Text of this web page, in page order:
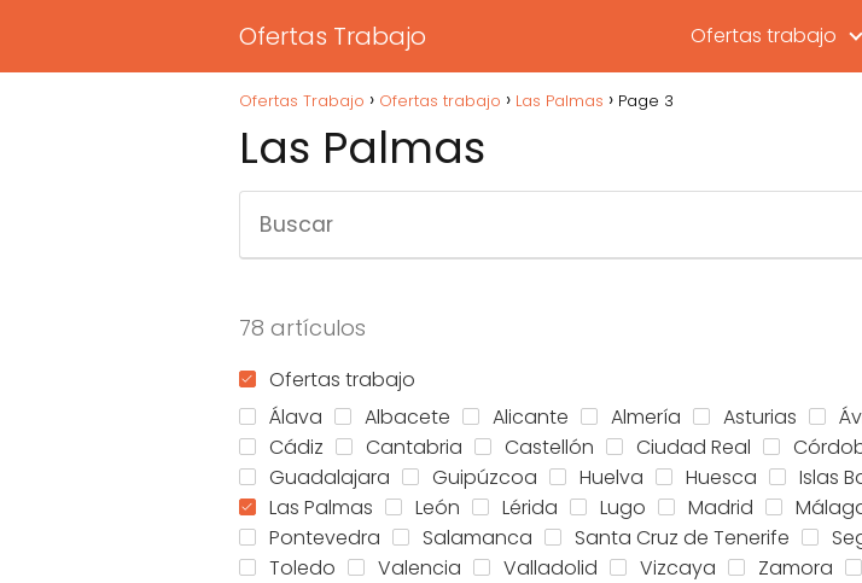
Ofertas Trabajo Ofertas trabajo
Ofertas Trabajo Ofertas trabajo Las Palmas Page 3
Las Palmas
78 artículos
Ofertas trabajo
Álava
Albacete Alicante Almería Asturias
Cádiz
Cantabria Castellón Ciudad Real
Guadalajara
Guipúzcoa Huelva Huesca Islas
Las Palmas
León Lérida Lugo Madrid
Pontevedra
Salamanca Santa Cruz de Tenerife
Toledo
Valencia Valladolid Vizcaya Zamora